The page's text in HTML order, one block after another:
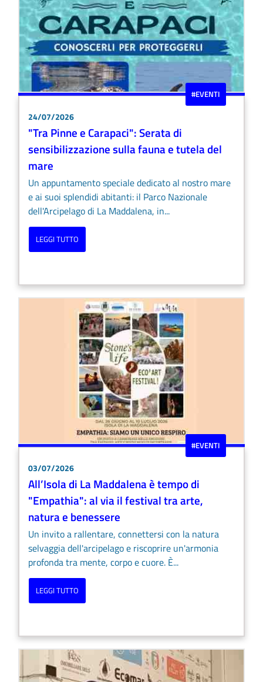
#EVENTI
24/07/2026
"Tra Pinne e Carapaci": Serata di
sensibilizzazione sulla fauna e tutela del
mare
Un appuntamento speciale dedicato al nostro mare
e ai suoi splendidi abitanti: il Parco Nazionale
dell'Arcipelago di La Maddalena, in...
LEGGI TUTTO
#EVENTI
03/07/2026
All’Isola di La Maddalena è tempo di
"Empathia": al via il festival tra arte,
natura e benessere
Un invito a rallentare, connettersi con la natura
selvaggia dell'arcipelago e riscoprire un'armonia
profonda tra mente, corpo e cuore. È...
LEGGI TUTTO